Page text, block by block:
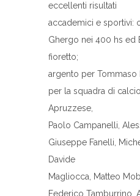
eccellenti risultati
accademici e sportivi:
Ghergo nei 400 hs ed
fioretto;
argento per Tommaso
per la squadra di
Apruzzese,
Paolo Campanelli,
Giuseppe Fanelli,
Davide
Magliocca, Matteo
Federico Tamburrino,